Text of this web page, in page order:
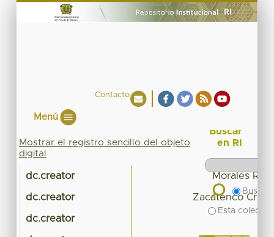
Contacto
Menú
Mostrar el registro sencillo del objeto
digital
dc.creator Morales
dc.creator Zacatenco Cruz,
dc.creator
Buscar
en RI
Buscar
Esta